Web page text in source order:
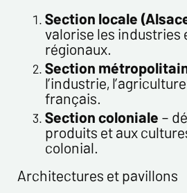
Section locale
valorise les industries
régionaux.
Section
l’industrie,
français.
Section coloniale –
produits et aux
colonial.
Architectures et pavillons